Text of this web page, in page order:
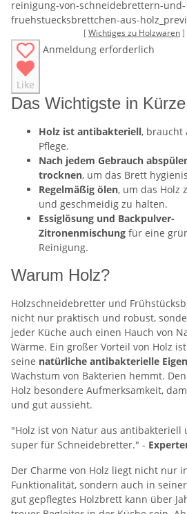
[Wichtiges zu Holzwaren]
Like
Anmeldung erforderlich
Das Wichtigste in Kürze
Holz ist antibakteriell, braucht
Pflege.
Nach jedem Gebrauch
trocknen, um das Brett
Regelmäßig ölen, um das Holz
und geschmeidig zu halten.
Essiglösung und Backpulver-
Zitronenmischung für eine
Reinigung.
Warum Holz?
Holzschneidebretter und
nicht nur praktisch und robust,
jeder Küche auch einen Hauch von
Wärme. Ein großer Vorteil von Holz ist
seine natürliche antibakterielle
Wachstum von Bakterien hemmt.
Holz besondere Aufmerksamkeit,
und gut aussieht.
"Holz ist von Natur aus antibakteriell
super für Schneidebretter." -
Der Charme von Holz liegt nicht nur
Funktionalität, sondern auch in
gut gepflegtes Holzbrett kann über